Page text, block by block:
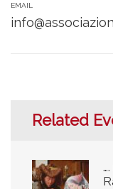
EMAIL
Related